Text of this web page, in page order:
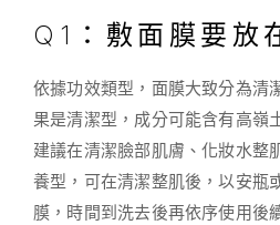
Q1：敷面膜要放
依據功效類型，面膜大致分為清
果是清潔型，成分可能含有高嶺
建議在清潔臉部肌膚、化妝水整
養型，可在清潔整肌後，以安瓶
膜，時間到洗去後再依序使用後